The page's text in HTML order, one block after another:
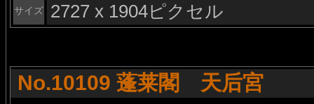
サイズ 2727 x 1904ピクセル
No.10109 蓬莱閣 天后宮